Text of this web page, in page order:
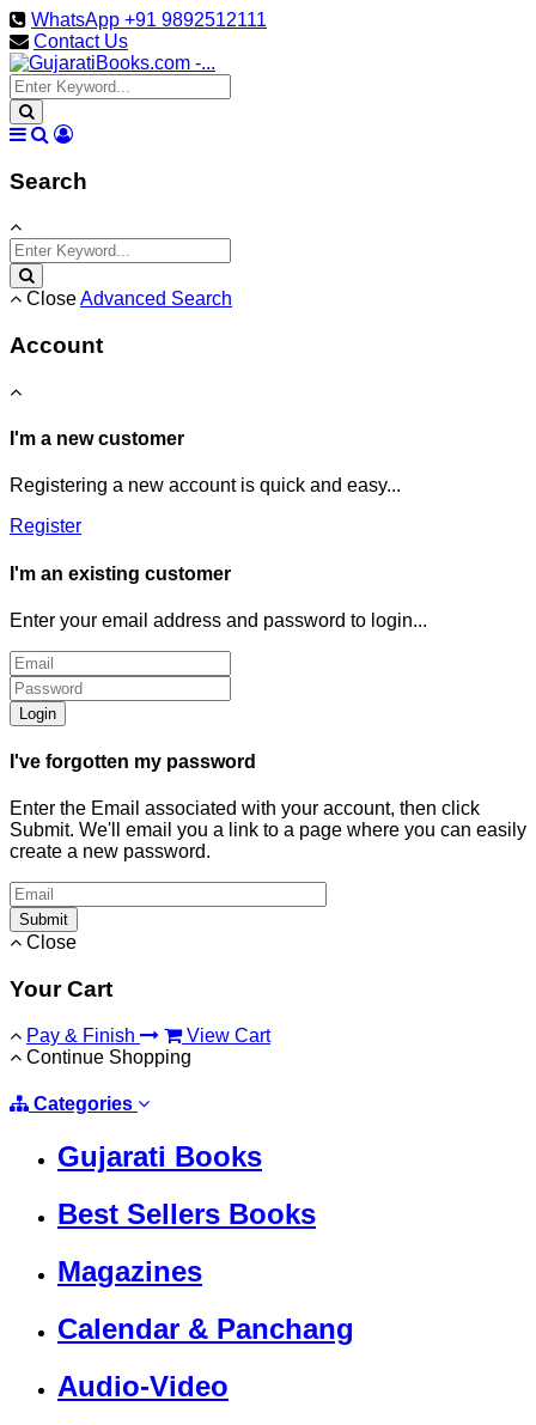
WhatsApp +91 9892512111
Contact Us
Search
CloseAdvanced Search
Account
I'm a new customer
Registering a new account is quick and easy...
Register
I'm an existing customer
Enter your email address and password to login...
Login
I've forgotten my password
Enter the Email associated with your account, then click
Submit. We'll email you a link to a page where you can easily
create a new password.
Submit
Close
Your Cart
Pay & Finish
View Cart
Continue Shopping
Categories
Gujarati Books
Best Sellers Books
Magazines
Calendar & Panchang
Audio-Video